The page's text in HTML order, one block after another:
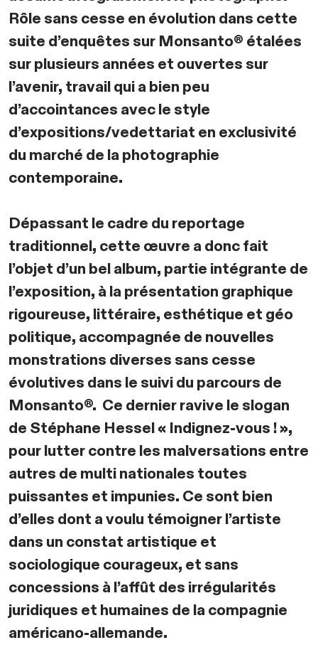
Rôle sans cesse en évolution dans cette
suite d’enquêtes sur Monsanto® étalées
sur plusieurs années et ouvertes sur
l’avenir, travail qui a bien peu
d’accointances avec le style
d’expositions/vedettariat en exclusivité
du marché de la photographie
contemporaine.
Dépassant le cadre du reportage
traditionnel, cette œuvre a donc fait
l’objet d’un bel album, partie intégrante de
l’exposition, à la présentation graphique
rigoureuse, littéraire, esthétique et géo
politique, accompagnée de nouvelles
monstrations diverses sans cesse
évolutives dans le suivi du parcours de
Monsanto®. Ce dernier ravive le slogan
de Stéphane Hessel « Indignez-vous ! »,
pour lutter contre les malversations entre
autres de multi nationales toutes
puissantes et impunies. Ce sont bien
d’elles dont a voulu témoigner l’artiste
dans un constat artistique et
sociologique courageux, et sans
concessions à l’affût des irrégularités
juridiques et humaines de la compagnie
américano-allemande.